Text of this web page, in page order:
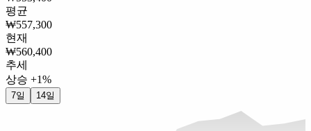
평균
₩557,300
현재
₩560,400
추세
상승 +1%
7일 14일